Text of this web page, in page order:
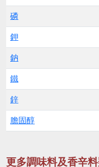
磷
鉀
鈉
鐵
鋅
膽固醇
更多調味料及香辛